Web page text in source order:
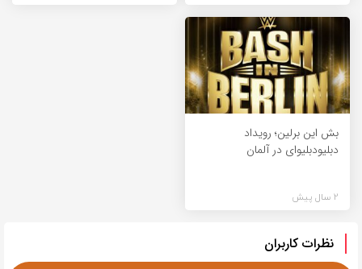
بش این برلین؛ رویداد
دبلیودبلیوای در آلمان
2 سال پیش
نظرات کاربران